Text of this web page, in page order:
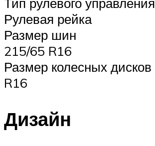
Рулевая рейка
Размер шин
215/65 R16
Размер колесных дисков
R16
Дизайн